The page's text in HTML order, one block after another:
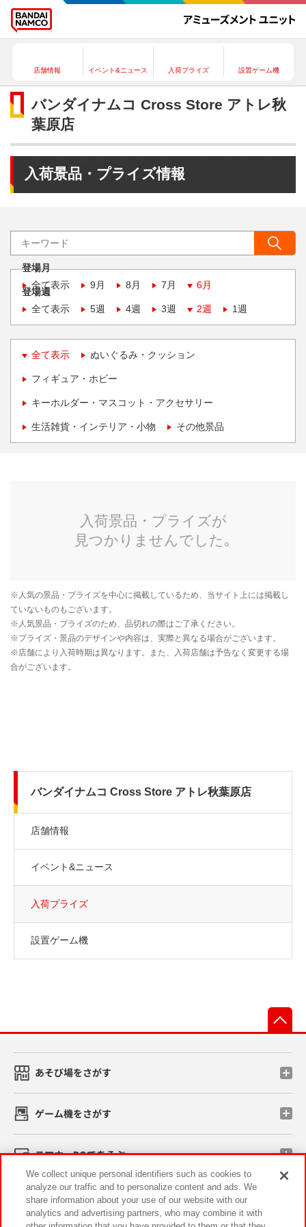
店舗情報 イベント&ニュース 入荷プライズ 設置ゲーム機
バンダイナムコ Cross Store アトレ秋
葉原店
入荷景品・プライズ情報
登場月
全て表示
9月 8月 7月 6月
登場週
全て表示
5週 4週 3週 2週 1週
全て表示 ぬいぐるみ・クッション
フィギュア・ホビー
キーホルダー・マスコット・アクセサリー
生活雑貨・インテリア・小物 その他景品
バンダイナムコ Cross Store アトレ秋葉原店
店舗情報
イベント&ニュース
入荷プライズ
設置ゲーム機
あそび場をさがす
ゲーム機をさがす
スマホ・PCであそぶ
イベント・キャンペーン
We collect unique personal identifiers such as cookies to
analyze our traffic and to personalize content and ads. We
share information about your use of our website with our
analytics and advertising partners, who may combine it with